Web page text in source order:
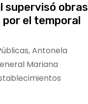
supervisó obras
el temporal
Antonela
Mariana